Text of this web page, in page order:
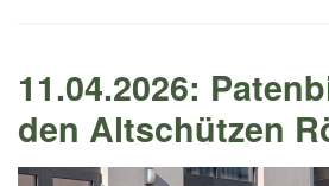
11.04.2026:
den Altschützen